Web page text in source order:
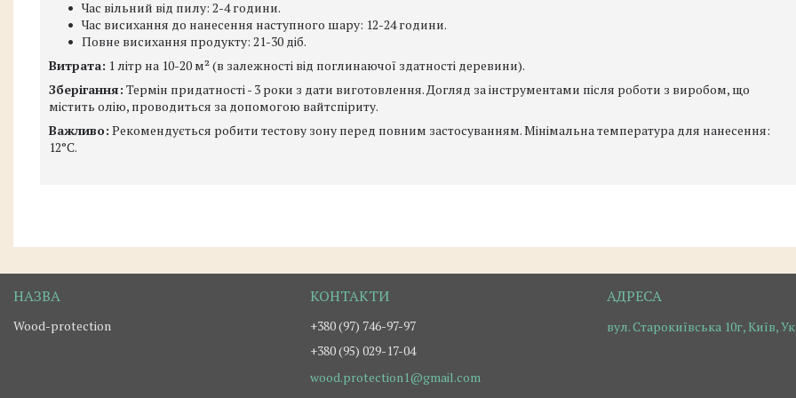
Час вільний від пилу: 2-4 години.
Час висихання до нанесення наступного шару: 12-24 години.
Повне висихання продукту: 21-30 діб.
Витрата: 1 літр на 10-20 м² (в залежності від поглинаючої здатності деревини).
Зберігання: Термін придатності - 3 роки з дати виготовлення. Догляд за інструментами після роботи з виробом, що
містить олію, проводиться за допомогою вайтспіриту.
Важливо: Рекомендується робити тестову зону перед повним застосуванням. Мінімальна температура для нанесення:
12°C.
Wood-protection
+380 (97) 746-97-97
+380 (95) 029-17-04
wood.protection1@gmail.com
вул. Старокиївська 10г, Київ,